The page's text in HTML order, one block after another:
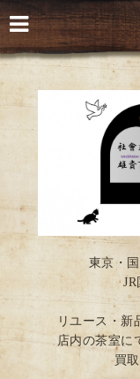
東京・
リユース・新
店内の茶室に
買